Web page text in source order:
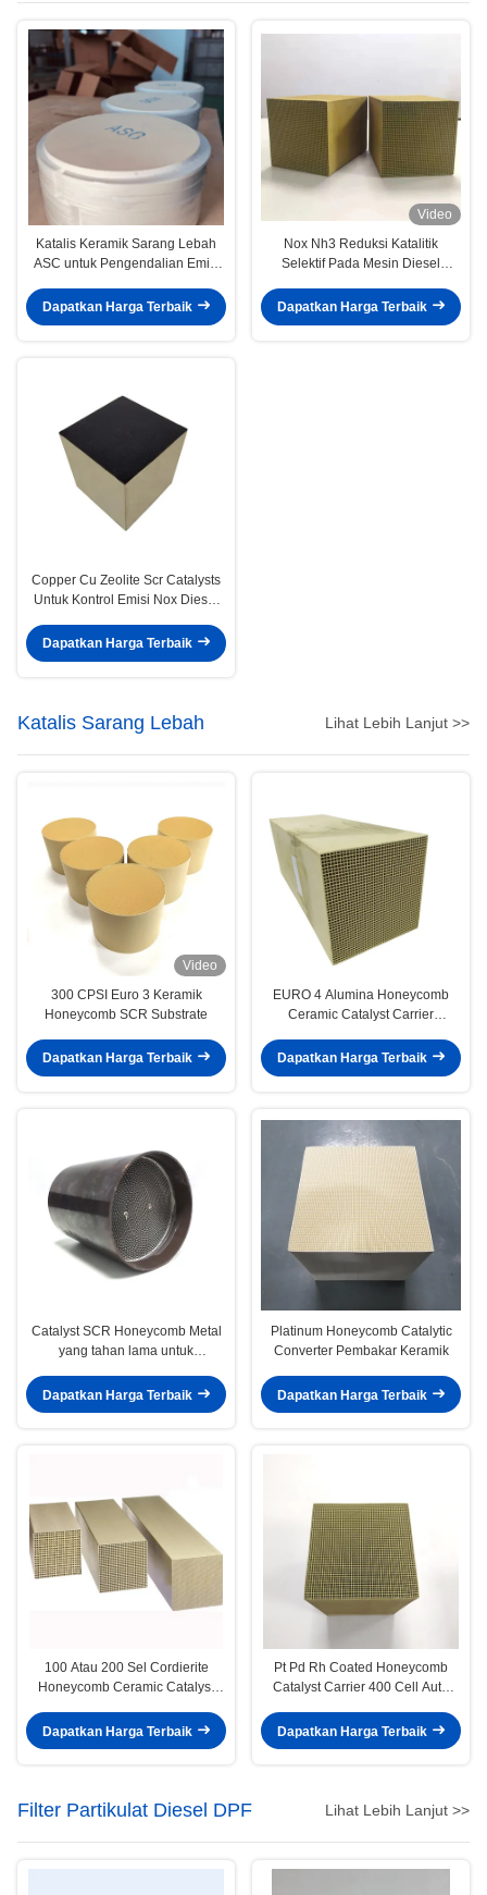
Katalis Keramik Sarang Lebah
ASC untuk Pengendalian Emisi
Dapatkan Harga Terbaik
Video
Nox Nh3 Reduksi Katalitik
Selektif Pada Mesin Diesel
Dapatkan Harga Terbaik
Copper Cu Zeolite Scr Catalysts
Untuk Kontrol Emisi Nox Diesel
Dapatkan Harga Terbaik
Katalis Sarang Lebah Lihat Lebih Lanjut >>
Video
300 CPSI Euro 3 Keramik
Honeycomb SCR Substrate
Dapatkan Harga Terbaik
EURO 4 Alumina Honeycomb
Ceramic Catalyst Carrier
Universal
Dapatkan Harga Terbaik
Catalyst SCR Honeycomb Metal
yang tahan lama untuk
efektif untuk generator diesel
Dapatkan Harga Terbaik
Platinum Honeycomb Catalytic
Converter Pembakar Keramik
Dapatkan Harga Terbaik
100 Atau 200 Sel Cordierite
Honeycomb Ceramic Catalyst
Dapatkan Harga Terbaik
Pt Pd Rh Coated Honeycomb
Catalyst Carrier 400 Cell Auto
Dapatkan Harga Terbaik
Filter Partikulat Diesel DPF Lihat Lebih Lanjut >>